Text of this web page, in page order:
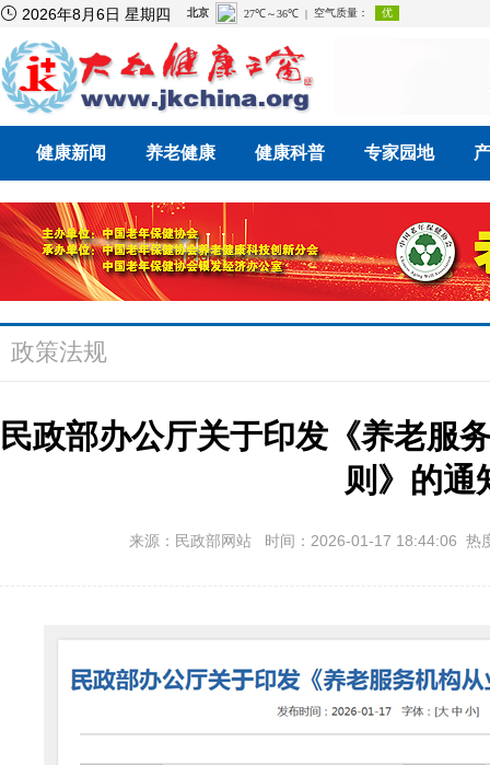
 2026年8月6日 星期四
健康新闻 养老健康 健康科普 专家园地
政策法规
民政部办公厅关于印发《养老服
则》的通
来源：民政部网站 时间：2026-01-17 18:44:06 热